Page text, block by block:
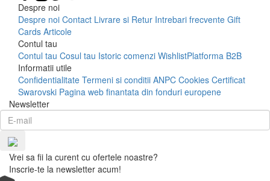
Despre noi
Despre noi Contact Livrare si Retur Intrebari frecvente Gift
Cards Articole
Contul tau
Contul tau Cosul tau Istoric comenzi WishlistPlatforma B2B
Informatii utile
Confidentialitate Termeni si conditii ANPC Cookies Certificat
Swarovski Pagina web finantata din fonduri europene
Newsletter
Vrei sa fii la curent cu ofertele noastre?
Inscrie-te la newsletter acum!